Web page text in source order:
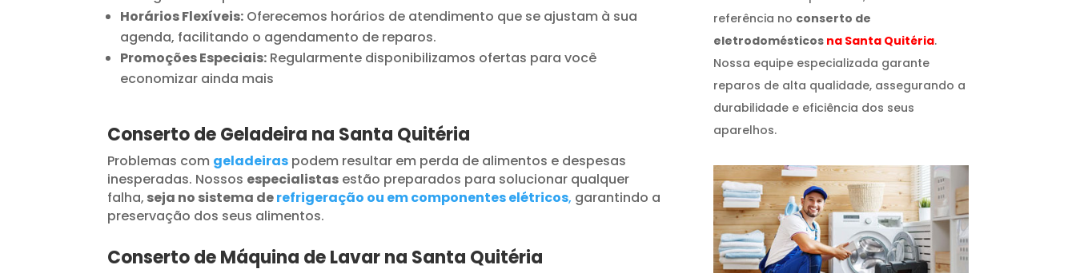
Horários Flexíveis: Oferecemos horários de atendimento que se ajustam à sua
agenda, facilitando o agendamento de reparos.
Promoções Especiais: Regularmente disponibilizamos ofertas para você
economizar ainda mais
Conserto de Geladeira na Santa Quitéria
Problemas com geladeiras podem resultar em perda de alimentos e despesas
inesperadas. Nossos especialistas estão preparados para solucionar qualquer
falha, seja no sistema derefrigeração ou em componentes elétricos, garantindo a
preservação dos seus alimentos.
Conserto de Máquina de Lavar na Santa Quitéria
referência no conserto de
eletrodomésticos na Santa Quitéria.
Nossa equipe especializada garante
reparos de alta qualidade, assegurando a
durabilidade e eficiência dos seus
aparelhos.